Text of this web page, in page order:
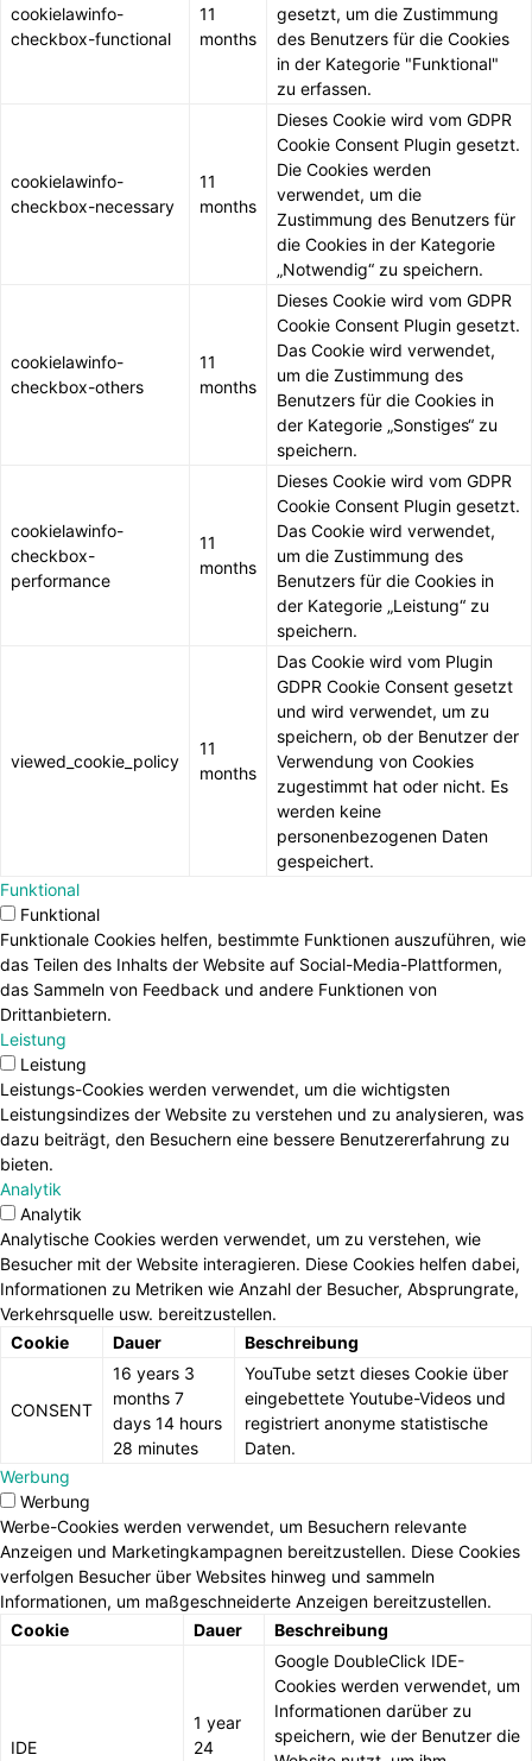
cookielawinfo-
checkbox-functional
11
months
gesetzt, um die Zustimmung
des Benutzers für die Cookies
in der Kategorie "Funktional"
zu erfassen.
cookielawinfo-
checkbox-necessary
11
months
Dieses Cookie wird vom GDPR
Cookie Consent Plugin gesetzt.
Die Cookies werden
verwendet, um die
Zustimmung des Benutzers für
die Cookies in der Kategorie
„Notwendig“ zu speichern.
cookielawinfo-
checkbox-others
11
months
Dieses Cookie wird vom GDPR
Cookie Consent Plugin gesetzt.
Das Cookie wird verwendet,
um die Zustimmung des
Benutzers für die Cookies in
der Kategorie „Sonstiges“ zu
speichern.
cookielawinfo-
checkbox-
performance
11
months
Dieses Cookie wird vom GDPR
Cookie Consent Plugin gesetzt.
Das Cookie wird verwendet,
um die Zustimmung des
Benutzers für die Cookies in
der Kategorie „Leistung“ zu
speichern.
viewed_cookie_policy
11
months
Das Cookie wird vom Plugin
GDPR Cookie Consent gesetzt
und wird verwendet, um zu
speichern, ob der Benutzer der
Verwendung von Cookies
zugestimmt hat oder nicht. Es
werden keine
personenbezogenen Daten
gespeichert.
Funktional
Funktional
Funktionale Cookies helfen, bestimmte Funktionen auszuführen, wie
das Teilen des Inhalts der Website auf Social-Media-Plattformen,
das Sammeln von Feedback und andere Funktionen von
Drittanbietern.
Leistung
Leistung
Leistungs-Cookies werden verwendet, um die wichtigsten
Leistungsindizes der Website zu verstehen und zu analysieren, was
dazu beiträgt, den Besuchern eine bessere Benutzererfahrung zu
bieten.
Analytik
Analytik
Analytische Cookies werden verwendet, um zu verstehen, wie
Besucher mit der Website interagieren. Diese Cookies helfen dabei,
Informationen zu Metriken wie Anzahl der Besucher, Absprungrate,
Verkehrsquelle usw. bereitzustellen.
Cookie
Dauer Beschreibung
CONSENT
16 years 3
months 7
days 14 hours
28 minutes
YouTube setzt dieses Cookie über
eingebettete Youtube-Videos und
registriert anonyme statistische
Daten.
Werbung
Werbung
Werbe-Cookies werden verwendet, um Besuchern relevante
Anzeigen und Marketingkampagnen bereitzustellen. Diese Cookies
verfolgen Besucher über Websites hinweg und sammeln
Informationen, um maßgeschneiderte Anzeigen bereitzustellen.
Cookie
Dauer Beschreibung
IDE
1 year
24
Google DoubleClick IDE-
Cookies werden verwendet, um
Informationen darüber zu
speichern, wie der Benutzer die